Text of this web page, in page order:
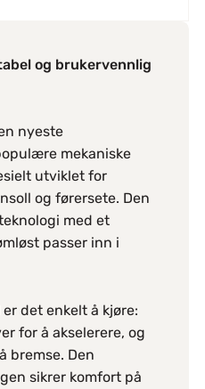
og brukervennlig
nyeste
mekaniske
utviklet for
og førersete. Den
med et
passer inn i
det enkelt å kjøre:
for å akselerere, og
bremse. Den
sikrer komfort på